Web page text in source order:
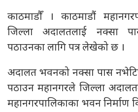
काठमाडौँ । काठमाडौं
जिल्ला अदालतलाई नक्सा
पठाउनका लागि पत्र लेखेको छ ।
अदालत भवनको नक्सा पास
पठाउन महानगरले जिल्ला
महानगरपालिकाका भवन निर्माण